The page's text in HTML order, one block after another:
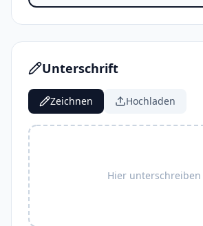
Unterschrift
Zeichnen Hochladen
Hier unterschreiben